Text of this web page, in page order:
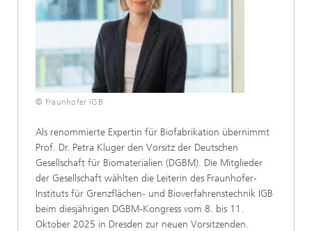
© Fraunhofer IGB
Als renommierte Expertin für Biofabrikation übernimmt
Prof. Dr. Petra Kluger den Vorsitz der Deutschen
Gesellschaft für Biomaterialien (DGBM). Die Mitglieder
der Gesellschaft wählten die Leiterin des Fraunhofer-
Instituts für Grenzflächen- und Bioverfahrenstechnik IGB
beim diesjährigen DGBM-Kongress vom 8. bis 11.
Oktober 2025 in Dresden zur neuen Vorsitzenden.